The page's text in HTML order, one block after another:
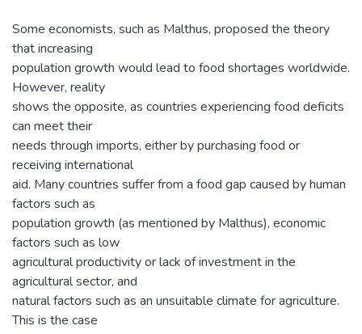
Some economists, such as Malthus, proposed the theory
that increasing
population growth would lead to food shortages worldwide.
However, reality
shows the opposite, as countries experiencing food deficits
can meet their
needs through imports, either by purchasing food or
receiving international
aid. Many countries suffer from a food gap caused by human
factors such as
population growth (as mentioned by Malthus), economic
factors such as low
agricultural productivity or lack of investment in the
agricultural sector, and
natural factors such as an unsuitable climate for agriculture.
This is the case